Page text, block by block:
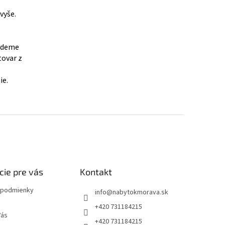
z
pre vás Kontakt
info@nabytokmorava.sk
+420 731184215
+420 731184215